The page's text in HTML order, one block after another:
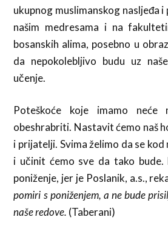
ukupnog muslimanskog nasljeđa
našim medresama i na
bosanskih alima, posebno u
da nepokolebljivo budu uz
učenje.
Poteškoće koje imamo
obeshrabriti. Nastavit ćemo naš
i prijatelji. Svima želimo da se
i učinit ćemo sve da tako
poniženje, jer je Poslanik, a.s.,
pomiri s poniženjem, a ne bude
naše redove. (Taberani)